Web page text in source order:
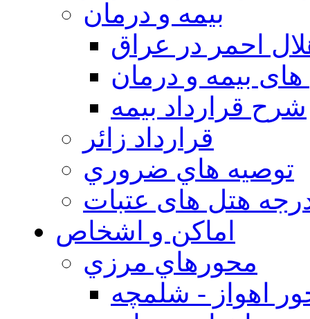
بيمه و درمان
احمر در عراق
بیمه و درمان
شرح قرارداد بیمه
قرارداد زائر
توصيه هاي ضروري
هتل های عتبات
اماکن و اشخاص
محورهاي مرزي
اهواز - شلمچه